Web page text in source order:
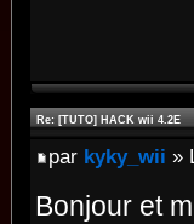
Re: [TUTO] HACK wii 4.2E
par kyky_wii »
Bonjour et